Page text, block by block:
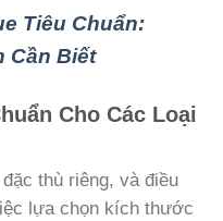
Tiêu Chuẩn:
Cần Biết
Cho Các Loại
thù riêng, và điều
lựa chọn kích thước